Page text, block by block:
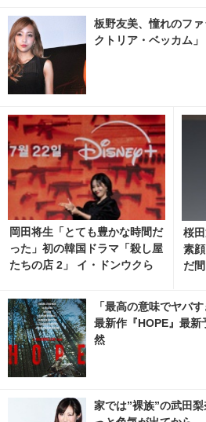
板野友美、憧れのフ
クトリア・ベッカム」
岡田将生「とても豊かな時間だ
った」初の韓国ドラマ「殺し屋
たちの店 2」 イ・ドンウクら
真・画像 | cinemacafe.net
桜
素
だ
「最高の意味でヤバ
最新作『HOPE』最
然
家では”裸族”の武田